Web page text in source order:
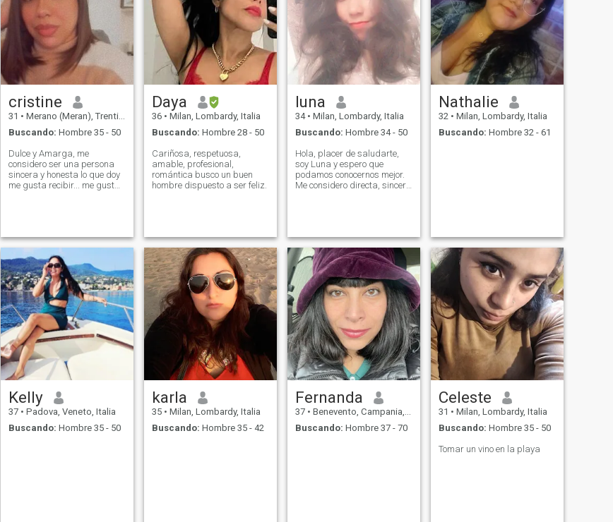
cristine
31 • Merano (Meran), Trentino-Alto Adige, Italia
Buscando: Hombre 35 - 50
Dulce y Amarga, me
considero ser una persona
sincera y honesta lo que doy
me gusta recibir... me gusta
importante en la vida
Daya
36 • Milan, Lombardy, Italia
Buscando: Hombre 28 - 50
Cariñosa, respetuosa,
amable, profesional,
romántica busco un buen
hombre dispuesto a ser feliz.
luna
34 • Milan, Lombardy, Italia
Buscando: Hombre 34 - 50
Hola, placer de saludarte,
soy Luna y espero que
podamos conocernos mejor.
Me considero directa, sincera
Nathalie
32 • Milan, Lombardy, Italia
Buscando: Hombre 32 - 61
Kelly
37 • Padova, Veneto, Italia
Buscando: Hombre 35 - 50
karla
35 • Milan, Lombardy, Italia
Buscando: Hombre 35 - 42
Fernanda
37 • Benevento, Campania, Italia
Buscando: Hombre 37 - 70
Celeste
31 • Milan, Lombardy, Italia
Buscando: Hombre 35 - 50
Tomar un vino en la playa